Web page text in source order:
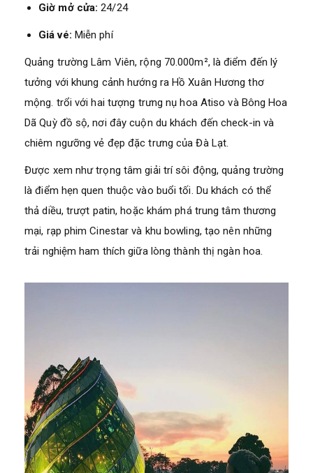
Giờ mở cửa: 24/24
Giá vé: Miễn phí
Quảng trường Lâm Viên, rộng 70.000m², là điểm đến lý
tưởng với khung cảnh hướng ra Hồ Xuân Hương thơ
mộng. trổi với hai tượng trưng nụ hoa Atiso và Bông Hoa
Dã Quỳ đồ sộ, nơi đây cuộn du khách đến check-in và
chiêm ngưỡng vẻ đẹp đặc trưng của Đà Lạt.
Được xem như trọng tâm giải trí sôi động, quảng trường
là điểm hẹn quen thuộc vào buổi tối. Du khách có thể
thả diều, trượt patin, hoặc khám phá trung tâm thương
mại, rạp phim Cinestar và khu bowling, tạo nên những
trải nghiệm ham thích giữa lòng thành thị ngàn hoa.